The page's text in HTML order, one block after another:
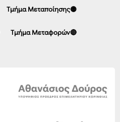
Τμήμα Μεταποίησης🟡
Τμήμα Μεταφορών🔴